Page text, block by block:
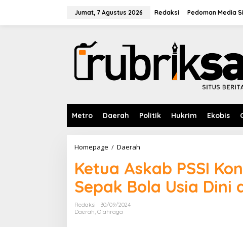
Jumat, 7 Agustus 2026 Redaksi Pedoman Media
Metro Daerah Politik Hukrim Ekobis
Homepage / Daerah
t
u
a
A
Ketua Askab PSSI
Sepak Bola Usia Dini
Redaksi
30/09/2024
Daerah Olahraga